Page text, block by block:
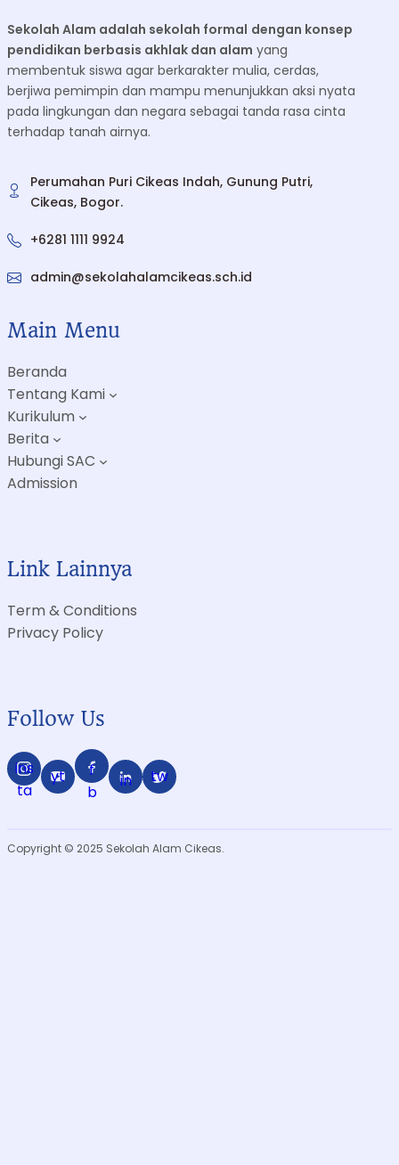
Sekolah Alam adalah sekolah formal dengan konsep
pendidikan berbasis akhlak dan alam yang
membentuk siswa agar berkarakter mulia, cerdas,
berjiwa pemimpin dan mampu menunjukkan aksi nyata
pada lingkungan dan negara sebagai tanda rasa cinta
terhadap tanah airnya.
Perumahan Puri Cikeas Indah, Gunung Putri,
Cikeas, Bogor.
+6281 1111 9924
admin@sekolahalamcikeas.sch.id
Main Menu
Beranda
Tentang Kami
Kurikulum
Berita
Hubungi SAC
Admission
Link Lainnya
Term & Conditions
Privacy Policy
Follow Us
ins
ta
yt
f
b
in tw
Copyright © 2025 Sekolah Alam Cikeas.